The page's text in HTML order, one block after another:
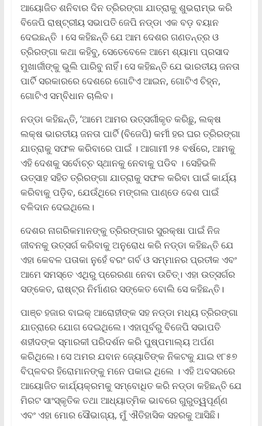
ଆୟୋଜିତ ଶନିବାର ଦିନ ତ୍ରିରଙ୍ଗା ଯାତ୍ରାକୁ ଶୁଭରାମ୍ଭ କରି
ବିଜେପି ରାଷ୍ଟ୍ରୀୟ ସଭାପତି ଜେପି ନଡ୍ଡା ଏକ ବଡ଼ ବୟାନ
ଦେଇଛନ୍ତି । ସେ କହିଛନ୍ତି ଯେ ଆମ ଦେଶର ଗଣତନ୍ତ୍ର ଓ
ତ୍ରିରଙ୍ଗା କଥା କହିବୁ, ସେତେବେଳେ ଆମେ ଶ୍ୟାମା ପ୍ରସାଦ
ମୁଖାର୍ଜୀଙ୍କୁ ଭୁଲି ପାରିବୁ ନାହିଁ। ସେ କହିଛନ୍ତି ଯେ ଭାରତୀୟ ଜନତା
ପାର୍ଟି ସରକାରରେ ଦେଶରେ ଗୋଟିଏ ଆଇନ, ଗୋଟିଏ ଚିହ୍ନ,
ଗୋଟିଏ ସମ୍ବିଧାନ ଚାଲିବ।
ନଡ୍ଡା କହିଛନ୍ତି, ‘ଆମେ ଆମର ଉତ୍ସର୍ଗୀକୃତ କରିଛୁ, ଲକ୍ଷ
ଲକ୍ଷ ଭାରତୀୟ ଜନତା ପାର୍ଟି (ବିଜେପି) କର୍ମୀ ହର ଘର ତ୍ରିରଙ୍ଗା
ଯାତ୍ରାକୁ ସଫଳ କରିବାରେ ପାଇଁ । ଆଗାମୀ ୨୫ ବର୍ଷରେ, ଆମକୁ
ଏହି ଦେଶକୁ ସର୍ବୋଚ୍ଚ ସ୍ଥାନକୁ ନେବାକୁ ପଡିବ । ସେହିଭଳି
ଉତ୍ସାହ ସହିତ ତ୍ରିରଙ୍ଗା ଯାତ୍ରାକୁ ସଫଳ କରିବା ପାଇଁ କାର୍ଯ୍ୟ
କରିବାକୁ ପଡ଼ିବ, ଯେଉଁଥିରେ ମଙ୍ଗଲ ପାଣ୍ଡେ ଦେଶ ପାଇଁ
ବଳିଦାନ ଦେଇଥିଲେ।
ଦେଶର ନାଗରିକମାନଙ୍କୁ ତ୍ରିରଙ୍ଗାର ସୁରକ୍ଷା ପାଇଁ ନିଜ
ଜୀବନକୁ ଉତ୍ସର୍ଗ କରିବାକୁ ଅନୁରୋଧ କରି ନଡ୍ଡା କହିଛନ୍ତି ଯେ
ଏହା କେବଳ ପତାକା ନୁହେଁ ବରଂ ଗର୍ବ ଓ ସମ୍ମାନର ପ୍ରତୀକ ଏବଂ
ଆମେ ସମସ୍ତେ ଏଥିରୁ ପ୍ରେରଣା ନେବା ଉଚିତ୍। ଏହା ଉତ୍ସର୍ଗର
ସଙ୍କେତ, ରାଷ୍ଟ୍ର ନିର୍ମାଣର ସଙ୍କେତ ବୋଲି ସେ କହିଛନ୍ତି।
ପାଞ୍ଚ ହଜାର ବାଇକ୍ ଆରୋହୀଙ୍କ ସହ ନଡ୍ଡା ମଧ୍ୟ ତ୍ରିରଙ୍ଗା
ଯାତ୍ରାରେ ଯୋଗ ଦେଇଥିଲେ। ଏହାପୂର୍ବରୁ ବିଜେପି ସଭାପତି
ଶହୀଦଙ୍କ ସ୍ମାରକୀ ପରିଦର୍ଶନ କରି ପୁଷ୍ପମାଲ୍ୟ ଅର୍ପଣ
କରିଥିଲେ। ସେ ଅମର ଯବାନ ଜ୍ୟୋତିଙ୍କ ନିକଟକୁ ଯାଇ ୧୮୫୭
ବିପ୍ଳବର ହିରୋମାନଙ୍କୁ ମନେ ପକାଇ ଥିଲେ । ଏହି ଅବସରରେ
ଆୟୋଜିତ କାର୍ଯ୍ୟକ୍ରମକୁ ସମ୍ବୋଧିତ କରି ନଡ୍ଡା କହିଛନ୍ତି ଯେ
ମିରଟ ସାଂସ୍କୃତିକ ତଥା ଆଧ୍ୟାତ୍ମିକ ଭାବରେ ଗୁରୁତ୍ୱପୂର୍ଣ୍ଣ
ଏବଂ ଏହା ମୋର ସୌଭାଗ୍ୟ, ମୁଁ ଐତିହାସିକ ସହରକୁ ଆସିଛି।